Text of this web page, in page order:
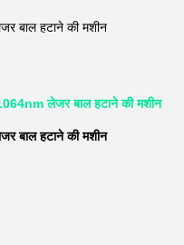
बाल हटाने की मशीन
लेजर बाल हटाने की मशीन
बाल हटाने की मशीन